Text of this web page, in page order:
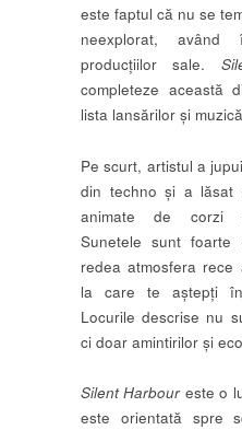
este faptul că nu se
neexplorat, având
producțiilor sale.
completeze această
lista lansărilor și
Pe scurt, artistul a
din techno și a lăsat
animate de corzi
Sunetele sunt foarte
redea atmosfera
la care te aștepți
Locurile descrise nu
ci doar amintirilor și
Silent Harbour este o
este orientată spre